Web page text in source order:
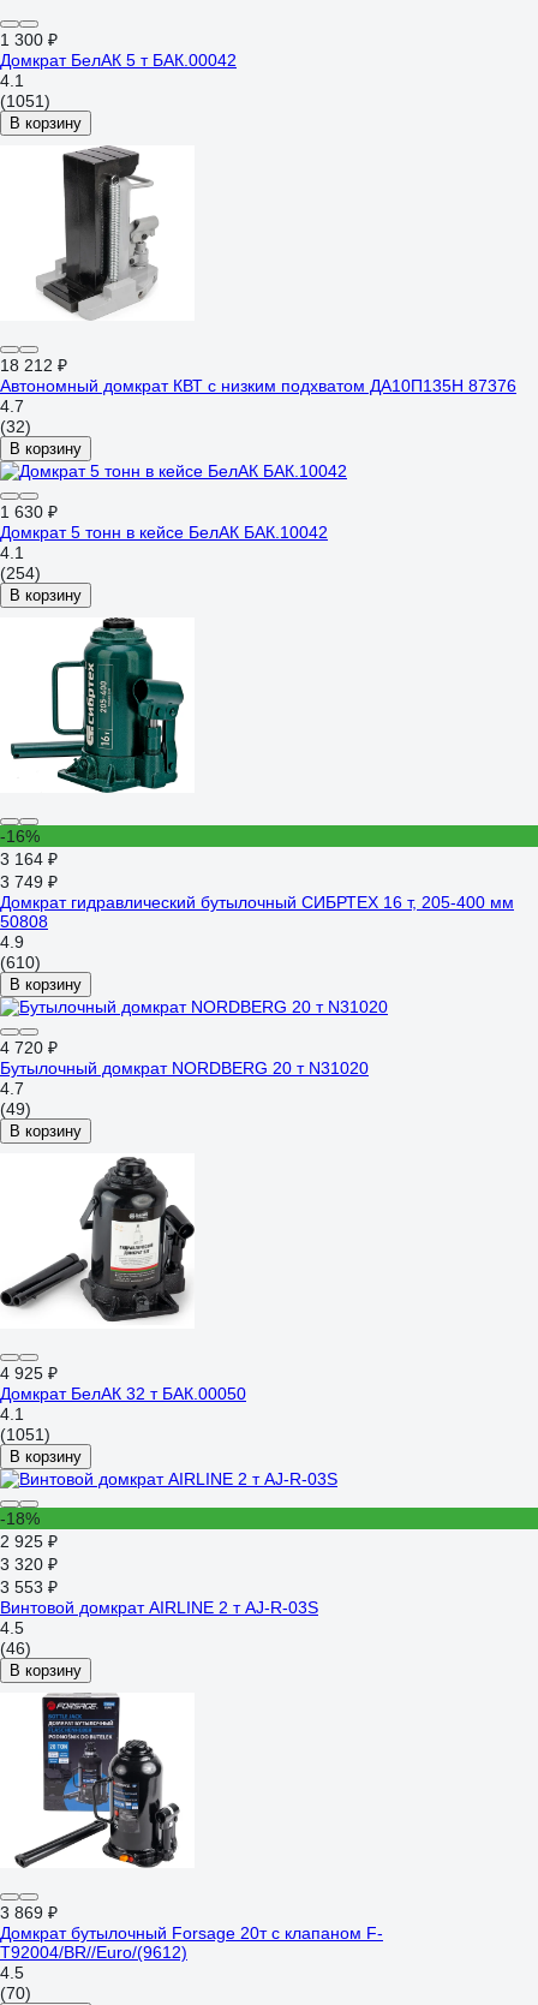
1 300 ₽
Домкрат БелАК 5 т БАК.00042
4.1
(1051)
В корзину
18 212 ₽
Автономный домкрат КВТ с низким подхватом ДА10П135Н 87376
4.7
(32)
В корзину
1 630 ₽
Домкрат 5 тонн в кейсе БелАК БАК.10042
4.1
(254)
В корзину
-16%
3 164 ₽
3 749 ₽
Домкрат гидравлический бутылочный СИБРТЕХ 16 т, 205-400 мм
50808
4.9
(610)
В корзину
4 720 ₽
Бутылочный домкрат NORDBERG 20 т N31020
4.7
(49)
В корзину
4 925 ₽
Домкрат БелАК 32 т БАК.00050
4.1
(1051)
В корзину
-18%
2 925 ₽
3 320 ₽
3 553 ₽
Винтовой домкрат AIRLINE 2 т AJ-R-03S
4.5
(46)
В корзину
3 869 ₽
Домкрат бутылочный Forsage 20т с клапаном F-
T92004/BR//Euro/(9612)
4.5
(70)